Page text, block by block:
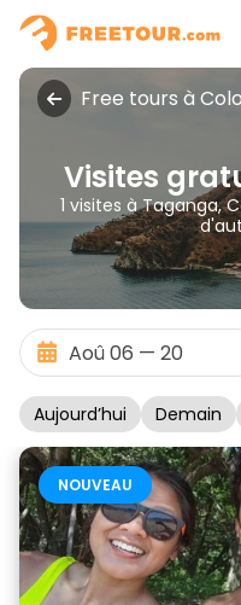
Free tours à
Visites
1 visites à Taganga,
Aujourd’hui Demain
NOUVEAU